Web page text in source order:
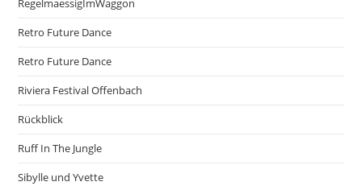
RegelmaessigImWaggon
Retro Future Dance
Retro Future Dance
Riviera Festival Offenbach
Rückblick
Ruff In The Jungle
Sibylle und Yvette